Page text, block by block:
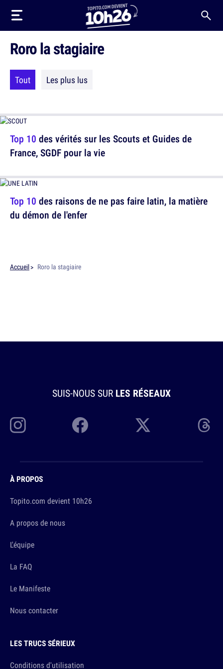
Roro la stagiaire
Tout Les plus lus
Top 10 des vérités sur les Scouts et Guides de
France, SGDF pour la vie
Top 10 des raisons de ne pas faire latin, la matière
du démon de l'enfer
Accueil Roro la stagiaire
SUIS-NOUS SUR LES RÉSEAUX
À PROPOS
Topito.com devient 10h26
A propos de nous
L'équipe
La FAQ
Le Manifeste
Nous contacter
LES TRUCS SÉRIEUX
Conditions d'utilisation